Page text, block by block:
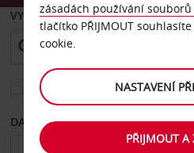
VYZVEDNOUT Z
Vyberte si jiné místo vrácení
DATUM OD
zásadách používání souborů
tlačítko PŘIJMOUT
cookie.
NASTAVENÍ
PŘIJMOUT A